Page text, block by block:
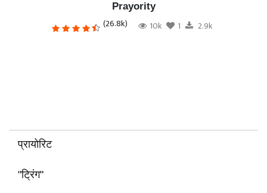
Prayority
(26.8k) 10k 1 2.9k
प्रायोरिट
"ट्रिंग"